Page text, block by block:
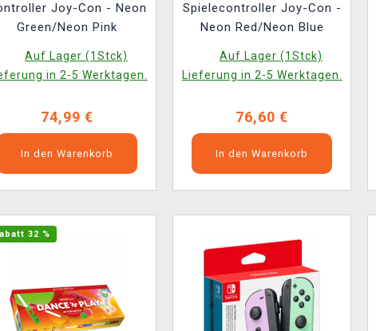
Joy-Con - Neon
Green/Neon Pink
Auf Lager (1Stck)
in 2-5 Werktagen.
74,99 €
In den Warenkorb
Spielecontroller Joy-Con -
Neon Red/Neon Blue
Auf Lager (1Stck)
Lieferung in 2-5 Werktagen.
76,60 €
In den Warenkorb
32 %